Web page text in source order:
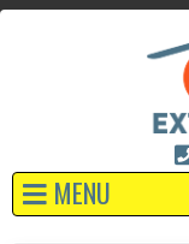
MENU